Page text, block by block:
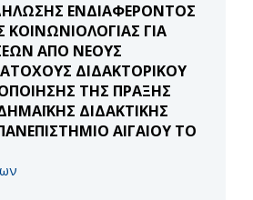
ΕΝΔΙΑΦΕΡΟΝΤΟΣ
ΓΙΑ
ΑΠΟ ΝΕΟΥΣ
ΔΙΔΑΚΤΟΡΙΚΟΥ
ΤΗΣ ΠΡΑΞΗΣ
ΔΙΔΑΚΤΙΚΗΣ
ΑΙΓΑΙΟΥ ΤΟ